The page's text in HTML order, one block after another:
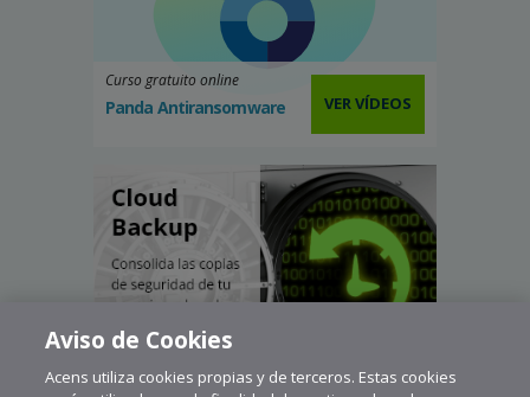
Curso gratuito online
Panda Antiransomware VER VÍDEOS
Aviso de Cookies
Acens utiliza cookies propias y de terceros. Estas cookies